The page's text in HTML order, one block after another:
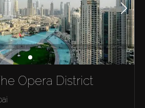
Opera District